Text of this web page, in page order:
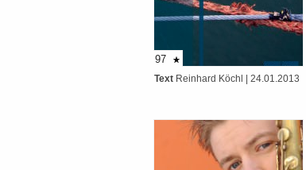
97
Text Reinhard Köchl | 24.01.2013